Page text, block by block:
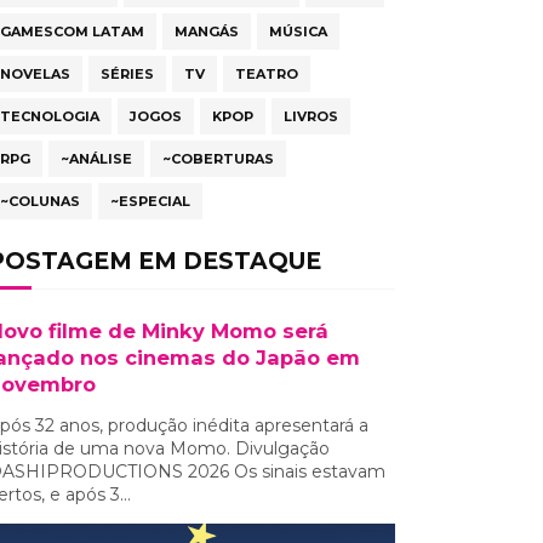
GAMESCOM LATAM MANGÁS MÚSICA
NOVELAS SÉRIES TV TEATRO
TECNOLOGIA JOGOS KPOP LIVROS
RPG ~ANÁLISE ~COBERTURAS
~COLUNAS ~ESPECIAL
EM DESTAQUE
filme de Minky Momo será
nos cinemas do Japão em
32 anos, produção inédita apresentará a
de uma nova Momo. Divulgação
2026 Os sinais estavam
e após 3...